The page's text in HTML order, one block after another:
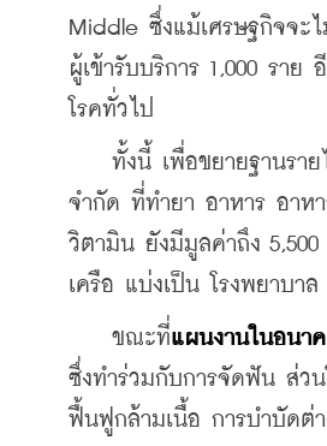
Middle ซึ่งแม้เศรษฐกิจจะ
ผู้เข้ารับบริการ 1,000 ราย
โรคทั่วไป
ทั้งนี้ เพื่อขยายฐานราย
จำกัด ที่ทำยา อาหาร อาห
วิตามิน ยังมีมูลค่าถึง 5,500
เครือ แบ่งเป็น โรงพยาบา
ขณะที่แผนงานในอนา
ซึ่งทำร่วมกับการจัดฟัน ส่ว
ฟื้นฟูกล้ามเนื้อ การบำบัดต่